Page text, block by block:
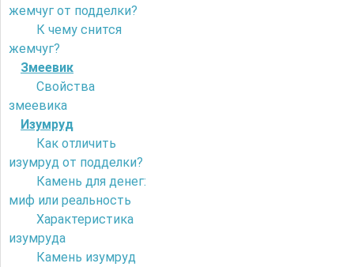
жемчуг от подделки?
К чему снится
жемчуг?
Змеевик
Свойства
змеевика
Изумруд
Как отличить
изумруд от подделки?
Камень для денег:
миф или реальность
Характеристика
изумруда
Камень изумруд